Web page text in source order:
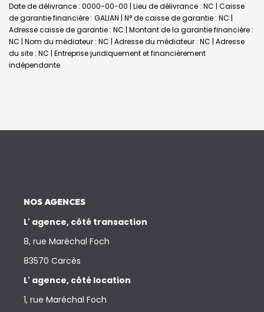
Date de délivrance : 0000-00-00 | Lieu de délivrance : NC | Caisse
de garantie financière : GALIAN | N° de caisse de garantie : NC |
Adresse caisse de garantie : NC | Montant de la garantie financière :
NC | Nom du médiateur : NC | Adresse du médiateur : NC | Adresse
du site : NC | Entreprise juridiquement et financièrement
indépendante
NOS AGENCES
L' agence, côté transaction
8, rue Maréchal Foch
83570 Carcès
L' agence, côté location
1, rue Maréchal Foch